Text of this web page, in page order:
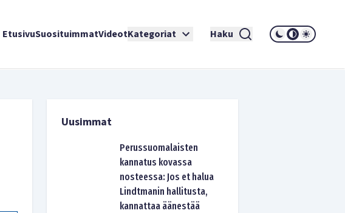
EtusivuSuosituimmatVideotKategoriat Haku
Uusimmat
Perussuomalaisten
kannatus kovassa
nosteessa: Jos et halua
Lindtmanin hallitusta,
kannattaa äänestää